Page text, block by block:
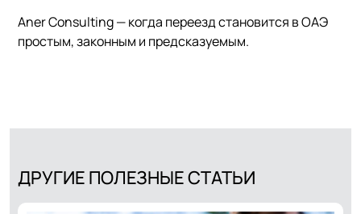
Aner Consulting — когда переезд становится в ОАЭ
простым, законным и предсказуемым.
ДРУГИЕ ПОЛЕЗНЫЕ СТАТЬИ